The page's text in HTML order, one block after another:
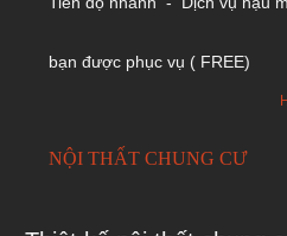
-> Hãy gọi
bạn được phục vụ ( FREE)
-
NỘI THẤT CHUNG CƯ